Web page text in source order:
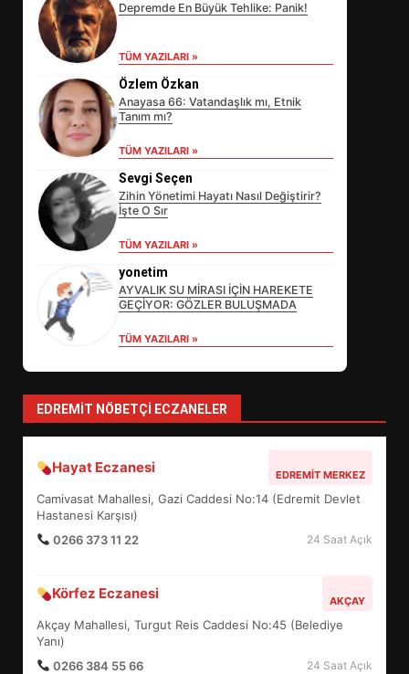
Depremde En Büyük Tehlike: Panik!
TÜM YAZILARI »
Özlem Özkan
Anayasa 66: Vatandaşlık mı, Etnik
Tanım mı?
TÜM YAZILARI »
Sevgi Seçen
Zihin Yönetimi Hayatı Nasıl Değiştirir?
İşte O Sır
TÜM YAZILARI »
yonetim
AYVALIK SU MİRASI İÇİN HAREKETE
GEÇİYOR: GÖZLER BULUŞMADA
TÜM YAZILARI »
EDREMIT NÖBETÇI ECZANELER
Hayat Eczanesi EDREMIT MERKEZ
Camivasat Mahallesi, Gazi Caddesi No:14 (Edremit Devlet
Hastanesi Karşısı)
0266 373 11 22
24 Saat Açık
Körfez Eczanesi AKÇAY
Akçay Mahallesi, Turgut Reis Caddesi No:45 (Belediye
Yanı)
0266 384 55 66
24 Saat Açık
SÜRDÜRÜLEBİLİRLİKTE NE
DEĞİŞECEK?
4
5
BALIKESİR MÜZELERİNDE SÜRE
UZATILDI: NE DEĞİŞTİ?
6
TURNUVASI KAYITLARI NEYİ